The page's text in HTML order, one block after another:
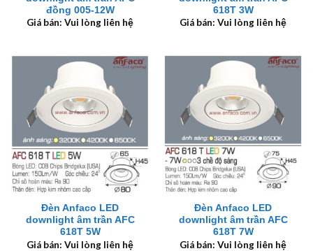
đồng 005-12W
Giá bán: Vui lòng liên hệ
618T 3W
Giá bán: Vui lòng liên hệ
Đèn Anfaco LED
downlight âm trần AFC
618T 5W
Giá bán: Vui lòng liên hệ
Đèn Anfaco LED
downlight âm trần AFC
618T 7W
Giá bán: Vui lòng liên hệ